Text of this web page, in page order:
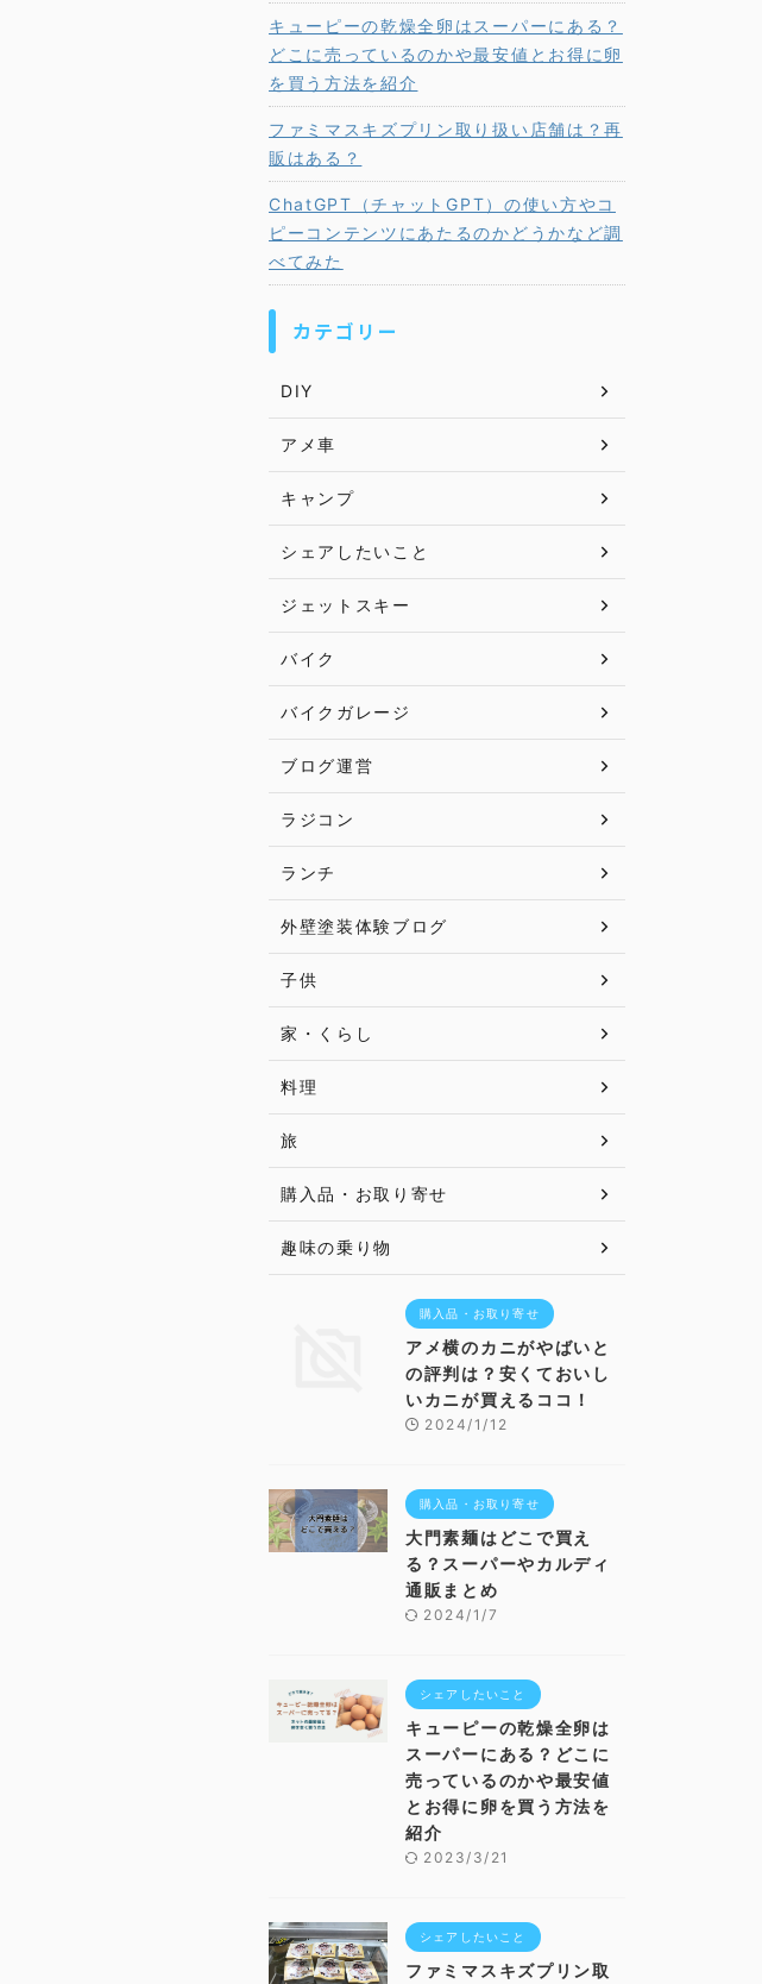
キューピーの乾燥全卵はスーパーにある？
どこに売っているのかや最安値とお得に卵
を買う方法を紹介
ファミマスキズプリン取り扱い店舗は？再
販はある？
ChatGPT（チャットGPT）の使い方やコ
ピーコンテンツにあたるのかどうかなど調
べてみた
カテゴリー
DIY
アメ車
キャンプ
シェアしたいこと
ジェットスキー
バイク
バイクガレージ
ブログ運営
ラジコン
ランチ
外壁塗装体験ブログ
子供
家・くらし
料理
旅
購入品・お取り寄せ
趣味の乗り物
購入品・お取り寄せ
アメ横のカニがやばいと
の評判は？安くておいし
いカニが買えるココ！
2024/1/12
購入品・お取り寄せ
大門素麺はどこで買え
る？スーパーやカルディ
通販まとめ
2024/1/7
シェアしたいこと
キューピーの乾燥全卵は
スーパーにある？どこに
売っているのかや最安値
とお得に卵を買う方法を
紹介
2023/3/21
シェアしたいこと
ファミマスキズプリン取